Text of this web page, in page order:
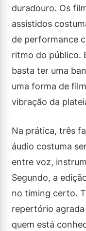
duradouro. Os
assistidos
de performance
ritmo do público.
basta ter uma
uma forma de
vibração da
Na prática, três
áudio costuma
entre voz,
Segundo, a
no timing certo.
repertório
quem está